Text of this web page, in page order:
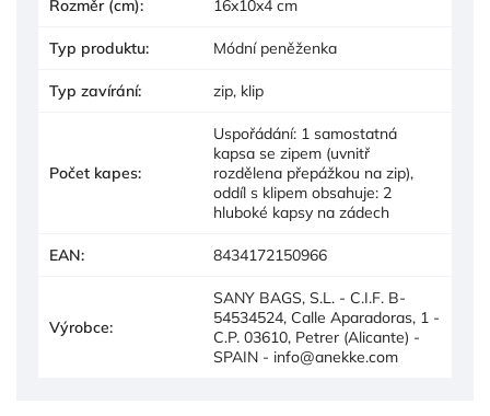
Rozměr (cm): 16x10x4 cm
Typ produktu: Módní peněženka
Typ zavírání: zip, klip
Počet kapes:
Uspořádání: 1 samostatná
kapsa se zipem (uvnitř
rozdělena přepážkou na zip),
oddíl s klipem obsahuje: 2
hluboké kapsy na zádech
EAN: 8434172150966
Výrobce:
SANY BAGS, S.L. - C.I.F. B-
54534524, Calle Aparadoras, 1 -
C.P. 03610, Petrer (Alicante) -
SPAIN - info@anekke.com